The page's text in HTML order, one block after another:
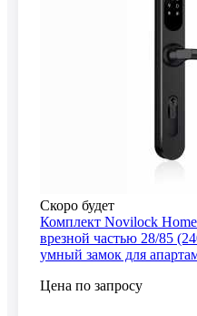
Скоро будет
Комплект Novilock
врезной частью 28/85
умный замок для
Цена по запросу